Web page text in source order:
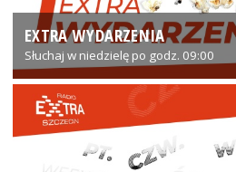
EXTRA WYDARZENIA
Słuchaj w niedzielę po godz. 09:00